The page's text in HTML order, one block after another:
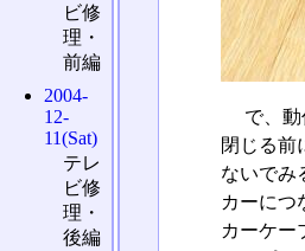
で、
閉じる前
ないでみ
カーにつ
カーケー
ビ修
理・
前編
2004-
12-
11(Sat)
テレ
ビ修
理・
後編